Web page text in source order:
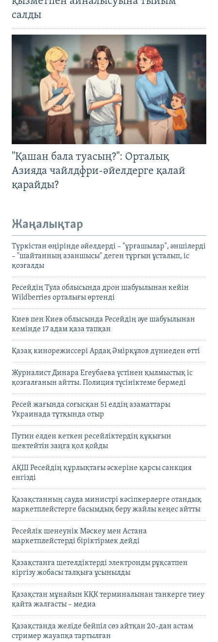
салды
"Қашан бала туасың?": Орталық
Азияда чайлдфри-әйелдерге қалай
қарайды?
Жаңалықтар
Түркістан өңірінде әйелдерді – "ұрғашылар", әншілерді
– "шайтанның азаншысы" деген тұрғын ұсталып, іс
қозғалды
Ресейдің Тула облысында дрон шабуылынан кейін
Wildberries орталығы өртенді
Киев пен Киев облысында Ресейдің әуе шабуылынан
кемінде 17 адам қаза тапқан
Қазақ кинорежиссері Ардақ Әмірқұлов дүниеден өтті
Журналист Динара Егеубаева үстінен қылмыстық іс
қозғалғанын айтты. Полиция түсініктеме бермеді
Ресей жағында соғысқан 51 елдің азаматтары
Украинада тұтқында отыр
Путин елден кеткен ресейліктердің құқығын
шектейтін заңға қол қойды
АҚШ Ресейдің құрлықтағы әскеріне қарсы санкция
енгізді
Қазақстанның сауда министрі кәсіпкерлерге отандық
маркетплейстерге басымдық беру жайлы кеңес айтты
Ресейлік шенеунік Мәскеу мен Астана
маркетплейстерді біріктірмек дейді
Қазақстанға шетелдіктерді электронды рұқсатпен
кіргізу жобасы талқыға ұсынылды
Қазақстан мұнайын КҚК терминалынан танкерге тиеу
қайта жалғасты – медиа
Қазақстанда желіде бейпіл сөз айтқан 20-дан астам
стример жауапқа тартылған